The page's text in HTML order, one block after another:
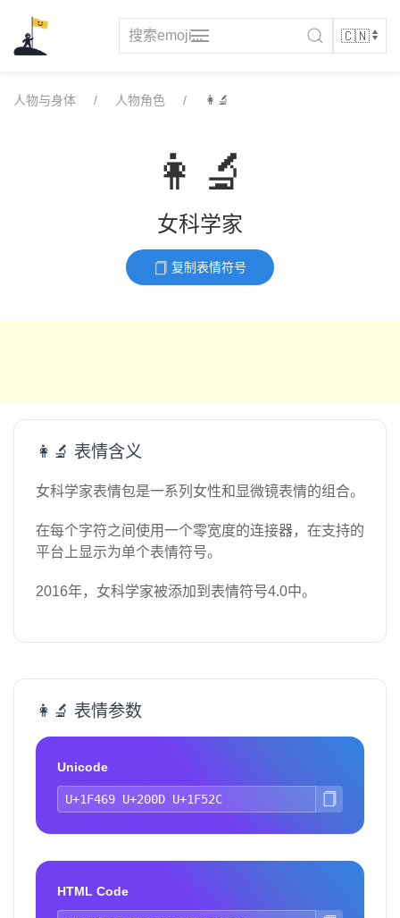
content
人物与身体 人物角色 👩‍🔬
👩‍🔬
女科学家
复制表情符号
👩‍🔬 表情含义
女科学家表情包是一系列女性和显微镜表情的组合。
在每个字符之间使用一个零宽度的连接器，在支持的
平台上显示为单个表情符号。
2016年，女科学家被添加到表情符号4.0中。
👩‍🔬 表情参数
Unicode
HTML Code